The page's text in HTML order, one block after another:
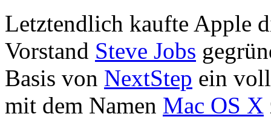
Letztendlich kaufte Apple
Vorstand Steve Jobs
Basis von NextStep ein
mit dem Namen Mac OS X